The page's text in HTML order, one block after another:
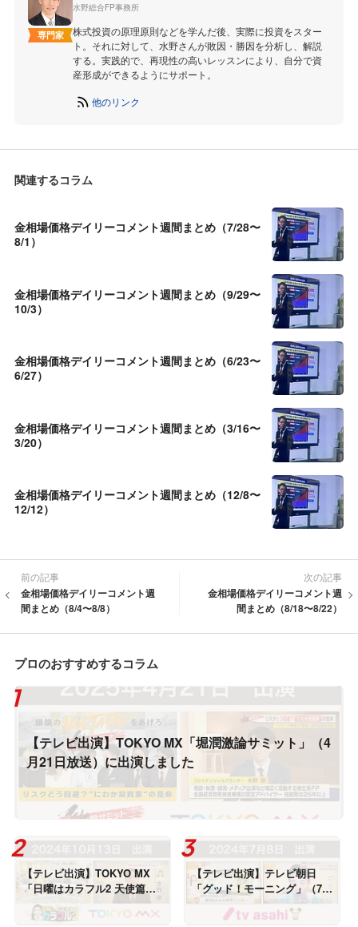
専門家
水野総合FP事務所
株式投資の原理原則などを学んだ後、実際に投資をスター
ト。それに対して、水野さんが敗因・勝因を分析し、解説
する。実践的で、再現性の高いレッスンにより、自分で資
産形成ができるようにサポート。
他のリンク
関連するコラム
金相場価格デイリーコメント週間まとめ（7/28〜
8/1）
金相場価格デイリーコメント週間まとめ（9/29〜
10/3）
金相場価格デイリーコメント週間まとめ（6/23〜
6/27）
金相場価格デイリーコメント週間まとめ（3/16〜
3/20）
金相場価格デイリーコメント週間まとめ（12/8〜
12/12）
前の記事
金相場価格デイリーコメント週
間まとめ（8/4〜8/8）
次の記事
金相場価格デイリーコメント週
間まとめ（8/18〜8/22）
プロのおすすめするコラム
【テレビ出演】TOKYO MX「堀潤激論サミット」（4
月21日放送）に出演しました
【テレビ出演】TOKYO MX
「日曜はカラフル2 天使篇」
（10月13日放送）に出演しま
した
【テレビ出演】テレビ朝日
「グッド！モーニング」（7月
8日放送）に出演しました